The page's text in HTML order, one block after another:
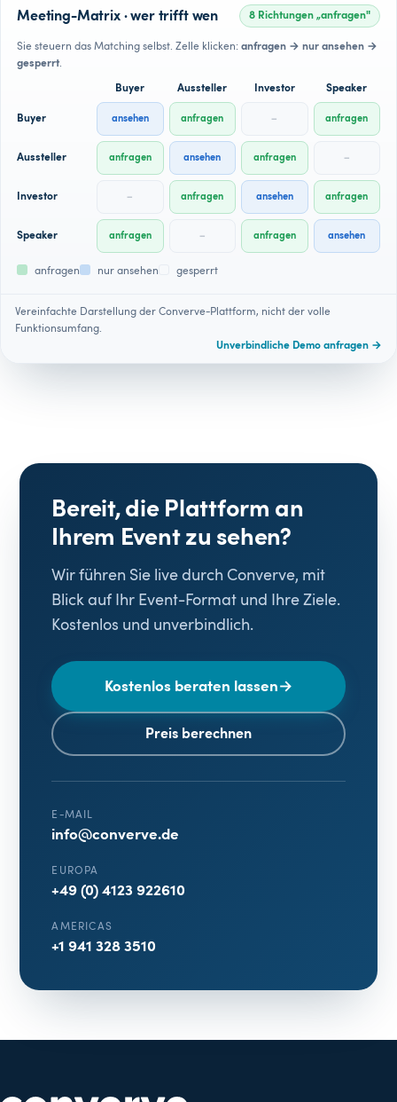
Meeting-Matrix · wer trifft wen 8 Richtungen „anfragen"
Sie steuern das Matching selbst. Zelle klicken: anfragen → nur ansehen →
gesperrt
Buyer Aussteller Investor Speaker
Buyer
Aussteller
Investor
Speaker
anfragen nur ansehen gesperrt
Vereinfachte Darstellung der Converve-Plattform, nicht der volle
Funktionsumfang.
Unverbindliche Demo anfragen →
Bereit, die Plattform an
Ihrem Event zu sehen?
Wir führen Sie live durch Converve, mit
Blick auf Ihr Event-Format und Ihre Ziele.
Kostenlos und unverbindlich.
Kostenlos beraten lassen→
Preis berechnen
E-MAIL
info@converve.de
EUROPA
+49 (0) 4123 922610
AMERICAS
+1 941 328 3510